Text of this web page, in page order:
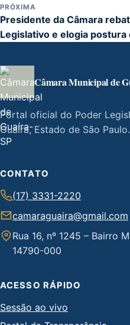
PRÓXIMA
Presidente da Câmara
Legislativo e elogia
Câmara Municipal de
Portal oficial do Poder
Guaíra, Estado de São Paulo.
CONTATO
(17) 3331-2220
camaraguaira@gmail.com
Rua 16, nº 1245 – Bairro
14790-000
ACESSO RÁPIDO
Sessão ao vivo